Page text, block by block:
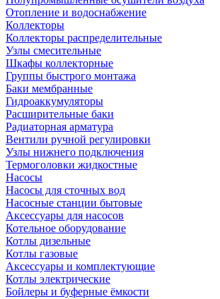
Отопление и водоснабжение
Коллекторы
Коллекторы распределительные
Узлы смесительные
Шкафы коллекторные
Группы быстрого монтажа
Баки мембранные
Гидроаккумуляторы
Расширительные баки
Радиаторная арматура
Вентили ручной регулировки
Узлы нижнего подключения
Термоголовки жидкостные
Насосы
Насосы для сточных вод
Насосные станции бытовые
Аксессуары для насосов
Котельное оборудование
Котлы дизельные
Котлы газовые
Аксессуары и комплектующие
Котлы электрические
Бойлеры и буферные ёмкости